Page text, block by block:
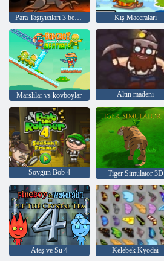
Para Taşıyıcıları 3 bekçi görevi Kış Maceraları
Marslılar vs kovboylar Altın madeni
Soygun Bob 4 Tiger Simulator 3D
Ateş ve Su 4 Kelebek Kyodai